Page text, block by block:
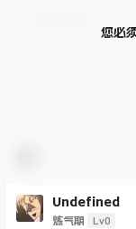
您必
Undefined
炼气期 Lv0